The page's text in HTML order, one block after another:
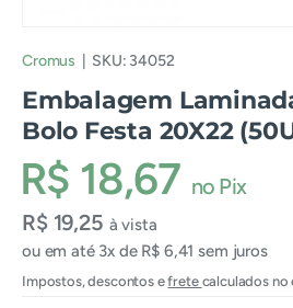
Cromus SKU: 34052
Embalagem
Bolo Festa 20X22
R$ 18,67 no Pix
R$ 19,25 à vista
ou em até 3x de R$ 6,41 sem juros
Impostos, descontos efrete calculados no